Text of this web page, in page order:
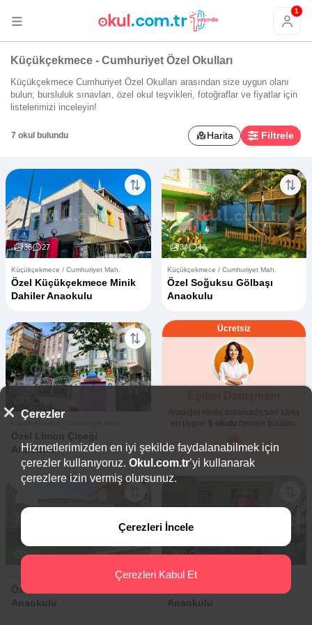
1
Küçükçekmece - Cumhuriyet Özel Okulları
Küçükçekmece Cumhuriyet Özel Okulları arasından size uygun olanı
bulun; bursluluk sınavları, özel okul teşvikleri, fotoğraflar ve fiyatlar için
listelerimizi inceleyin!
7 okul bulundu Harita Filtrele
36 27
Küçükçekmece / Cumhuriyet Mah.
Özel Küçükçekmece Minik
Dahiler Anaokulu
34 46
Küçükçekmece / Cumhuriyet Mah.
Özel Soğuksu Gölbaşı
Anaokulu
Özel Limon Çiçeği
Anaokulu
Ücretsiz
Aradığın okulu bulamadıysan sana
en uygun 5 okulu hemen bulalım.
8 2
Küçükçekmece / Cumhuriyet Mah.
Özel Yıldız Çocuk Akademi
Anaokulu
21 5
Küçükçekmece / Cumhuriyet Mah.
Anaokulu
Çerezler
Hizmetlerimizden en iyi şekilde faydalanabilmek için
çerezler kullanıyoruz. Okul.com.tr’yi kullanarak
çerezlere izin vermiş olursunuz.
Çerezleri İncele
Çerezleri Kabul Et